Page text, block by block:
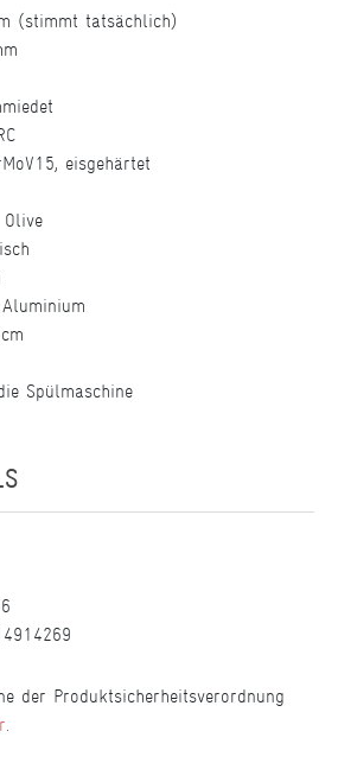
(stimmt tatsächlich)
eisgehärtet
Spülmaschine
der Produktsicherheitsverordnung